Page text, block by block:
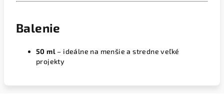
Balenie
50 ml – ideálne na menšie a stredne veľké
projekty